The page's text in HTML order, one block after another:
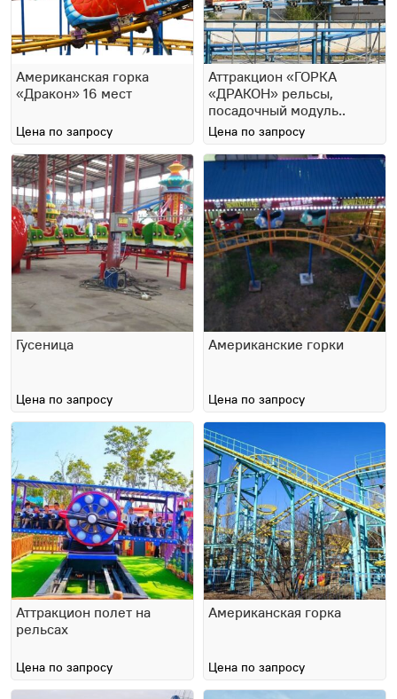
Американская горка
«Дракон» 16 мест
Цена по запросу
Аттракцион «ГОРКА
«ДРАКОН» рельсы,
посадочный модуль..
Цена по запросу
Гусеница
Цена по запросу
Американские горки
Цена по запросу
Аттракцион полет на
рельсах
Цена по запросу
Американская горка
Цена по запросу